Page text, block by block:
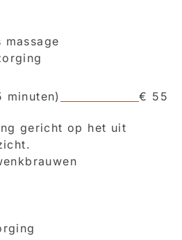
minuten) € 55
gericht op het uit